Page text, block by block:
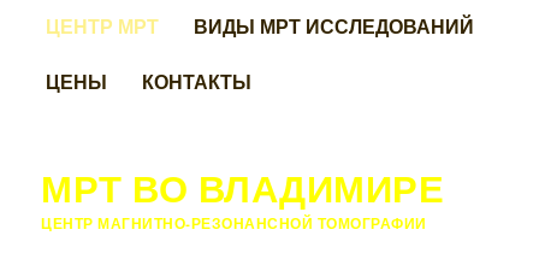
ЦЕНТР МРТ
ВИДЫ МРТ ИССЛЕДОВАНИЙ
ЦЕНЫ
КОНТАКТЫ
МРТ ВО ВЛАДИМИРЕ
ЦЕНТР МАГНИТНО-РЕЗОНАНСНОЙ ТОМОГРАФИИ